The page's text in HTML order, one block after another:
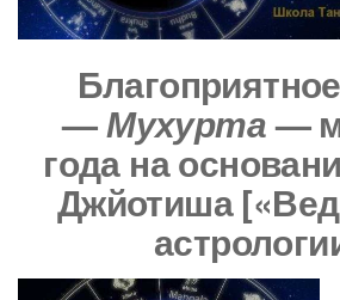
—Мухурта—
года на
Джйотиша